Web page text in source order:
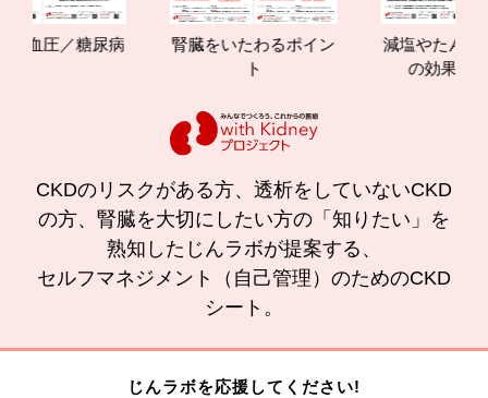
／糖尿病
腎臓をいたわるポイン
減塩やたんぱく質管
の効果と重要性
CKDのリスクがある方、透析をしていないCKD
の方、腎臓を大切にしたい方の「知りたい」を
熟知したじんラボが提案する、
セルフマネジメント（自己管理）のためのCKD
シート。
じんラボを応援してください!